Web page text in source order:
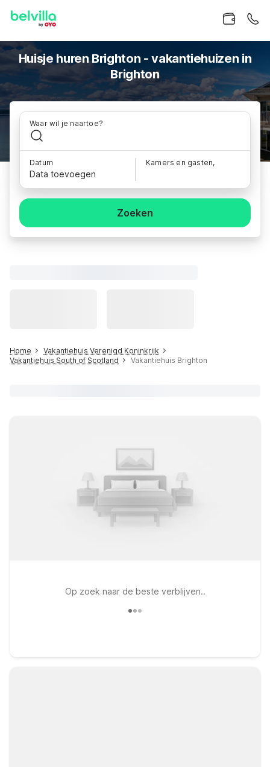
Huisje huren Brighton - vakantiehuizen in
Brighton
Waar wil je naartoe?
Datum
Data toevoegen
Kamers en gasten,
Zoeken
Home
Vakantiehuis Verenigd Koninkrijk
Vakantiehuis South of Scotland
Vakantiehuis Brighton
Op zoek naar de beste verblijven..